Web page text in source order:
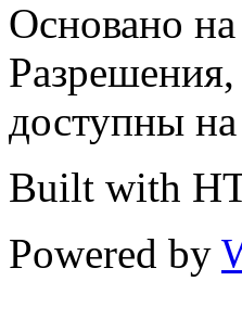
Основано
доступны
Built with
Powered by